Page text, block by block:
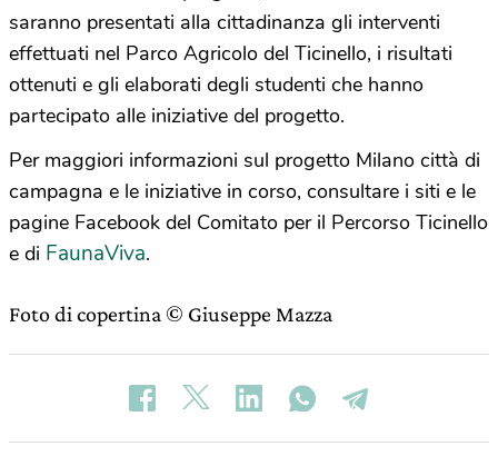
saranno presentati alla cittadinanza gli interventi
effettuati nel Parco Agricolo del Ticinello, i risultati
ottenuti e gli elaborati degli studenti che hanno
partecipato alle iniziative del progetto.
Per maggiori informazioni sul progetto Milano città di
campagna e le iniziative in corso, consultare i siti e le
pagine Facebook del Comitato per il Percorso Ticinello
e di FaunaViva.
Foto di copertina © Giuseppe Mazza